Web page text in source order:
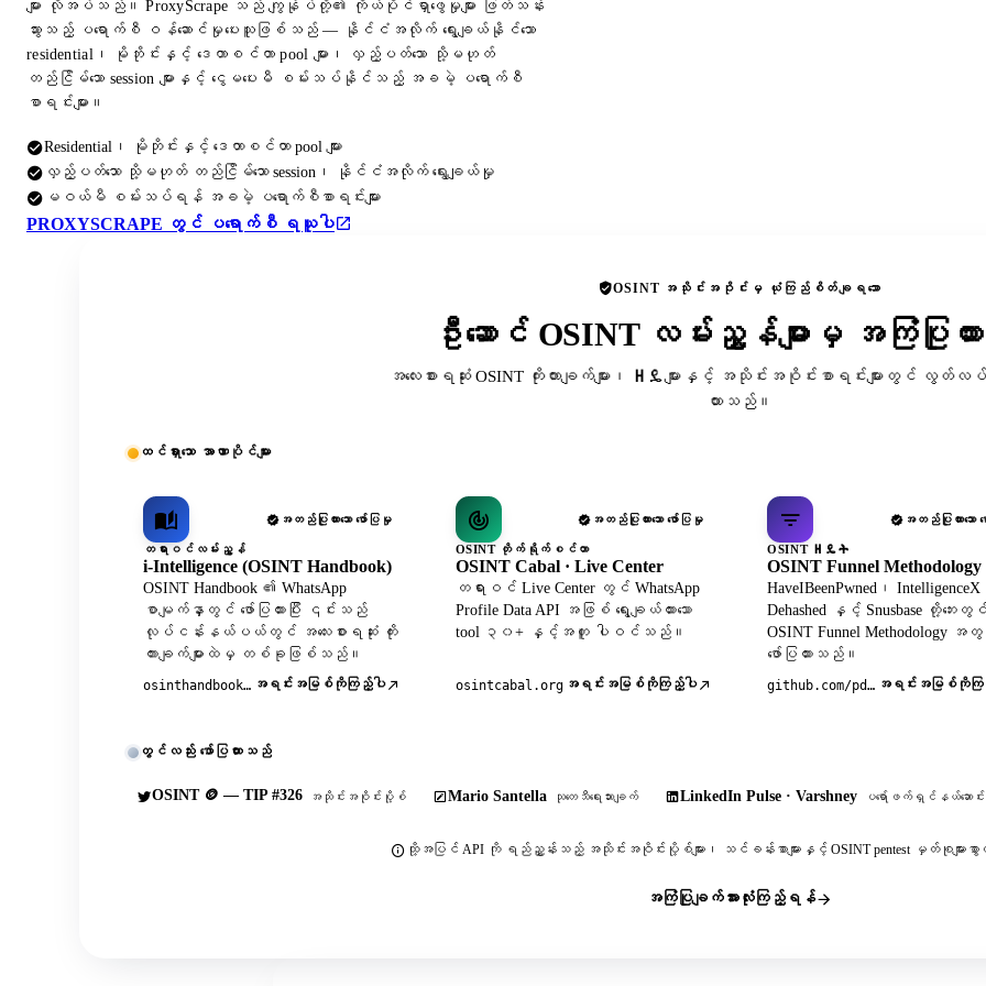
များ လိုအပ်သည်။ ProxyScrape သည် ကျွန်ုပ်တို့၏ ကိုယ်ပိုင်ရှာဖွေမှုများ ဖြတ်သန်း
သွားသည့် ပရောက်စီ ဝန်ဆောင်မှုပေးသူဖြစ်သည် — နိုင်ငံအလိုက် ရွေးချယ်နိုင်သော
residential၊ မိုဘိုင်းနှင့် ဒေတာစင်တာ pool များ၊ လှည့်ပတ်သော သို့မဟုတ်
တည်ငြိမ်သော session များနှင့် ငွေမပေးမီ စမ်းသပ်နိုင်သည့် အခမဲ့ ပရောက်စီ
စာရင်းများ။
Residential၊ မိုဘိုင်းနှင့် ဒေတာစင်တာ pool များ
လှည့်ပတ်သော သို့မဟုတ် တည်ငြိမ်သော session၊ နိုင်ငံအလိုက် ရွေးချယ်မှု
မဝယ်မီ စမ်းသပ်ရန် အခမဲ့ ပရောက်စီစာရင်းများ
PROXYSCRAPE တွင် ပရောက်စီ ရယူပါ
OSINT အသိုင်းအဝိုင်းမှ ယုံကြည်စိတ်ချရသော
ဦးဆောင် OSINT လမ်းညွှန်များမှ အကြံပြုထ
အလေးစားရဆုံး OSINT ကိုးကားချက်များ၊ ዘዴများနှင့် အသိုင်းအဝိုင်းစာရင်းများတွင် လွတ်လ
ထားသည်။
ထင်ရှားသော အာဏာပိုင်များ
အတည်ပြုထားသော ဖော်ပြမှု
တရားဝင်လမ်းညွှန်
i-Intelligence (OSINT Handbook)
OSINT Handbook ၏ WhatsApp
စာမျက်နှာတွင် ဖော်ပြထားပြီး ၎င်းသည်
လုပ်ငန်းနယ်ပယ်တွင် အလေးစားရဆုံး ကိုး
ကားချက်များထဲမှ တစ်ခုဖြစ်သည်။
osinthandbook.com အရင်းအမြစ်ကိုကြည့်ပါ
အတည်ပြုထားသော ဖော်ပြမှု
OSINT တိုက်ရိုက်စင်တာ
OSINT Cabal · Live Center
တရားဝင် Live Center တွင် WhatsApp
Profile Data API အဖြစ် ရွေးချယ်ထားသော
tool ၃၀+ နှင့်အတူ ပါဝင်သည်။
osintcabal.org အရင်းအမြစ်ကိုကြည့်ပါ
အတည်ပြုထားသော ဖ
OSINT ዘዴት
OSINT Funnel Methodology
HaveIBeenPwned၊ IntelligenceX
Dehashed နှင့် Snusbase တို့ဘေးတွင်
OSINT Funnel Methodology အ
ဖော်ပြထားသည်။
github.com/pdudotdev/ofm အရင်းအမြစ်ကိုကြ
တွင်လည်း ဖော်ပြထားသည်
OSINT 🪙 — TIP #326 အသိုင်းအဝိုင်းပို့စ် Mario Santella သုတေသီရေးသားချက် LinkedIn Pulse · Varshney ပရော်ဖက်ရှင်နယ်ဆောင်းပ
ထို့အပြင် API ကို ရည်ညွှန်းသည့် အသိုင်းအဝိုင်းပို့စ်များ၊ သင်ခန်းစာများနှင့် OSINT pentest မှတ်စုများ
အကြံပြုချက်အားလုံးကြည့်ရန်